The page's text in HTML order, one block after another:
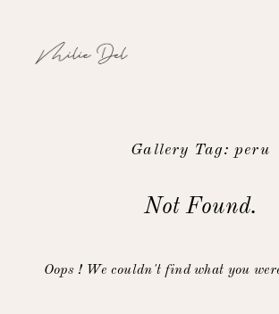
Gallery Tag: peru
Not Found.
Oops ! We couldn't find what you